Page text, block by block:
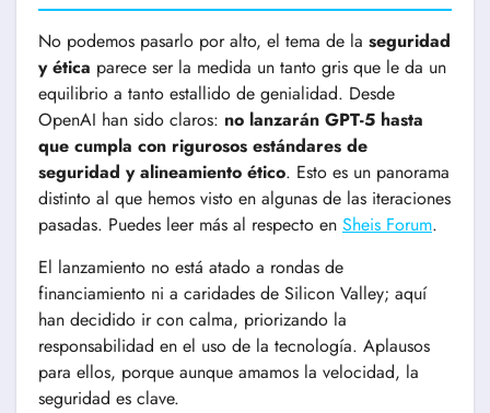
No podemos pasarlo por alto, el tema de la seguridad
y ética parece ser la medida un tanto gris que le da un
equilibrio a tanto estallido de genialidad. Desde
OpenAI han sido claros: no lanzarán GPT-5 hasta
que cumpla con rigurosos estándares de
seguridad y alineamiento ético. Esto es un panorama
distinto al que hemos visto en algunas de las iteraciones
pasadas. Puedes leer más al respecto en Sheis Forum.
El lanzamiento no está atado a rondas de
financiamiento ni a caridades de Silicon Valley; aquí
han decidido ir con calma, priorizando la
responsabilidad en el uso de la tecnología. Aplausos
para ellos, porque aunque amamos la velocidad, la
seguridad es clave.